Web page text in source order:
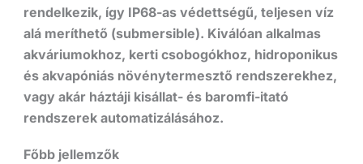
rendelkezik, így IP68-as védettségű, teljesen víz
alá meríthető (submersible). Kiválóan alkalmas
akváriumokhoz, kerti csobogókhoz, hidroponikus
és akvapóniás növénytermesztő rendszerekhez,
vagy akár háztáji kisállat- és baromfi-itató
rendszerek automatizálásához.
Főbb jellemzők